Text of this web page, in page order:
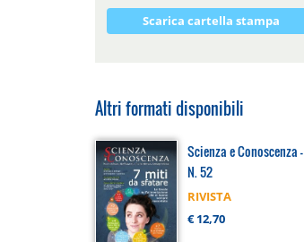
Scarica cartella stampa
Altri formati disponibili
Scienza e Conoscenza -
N. 52
RIVISTA
€ 12,70